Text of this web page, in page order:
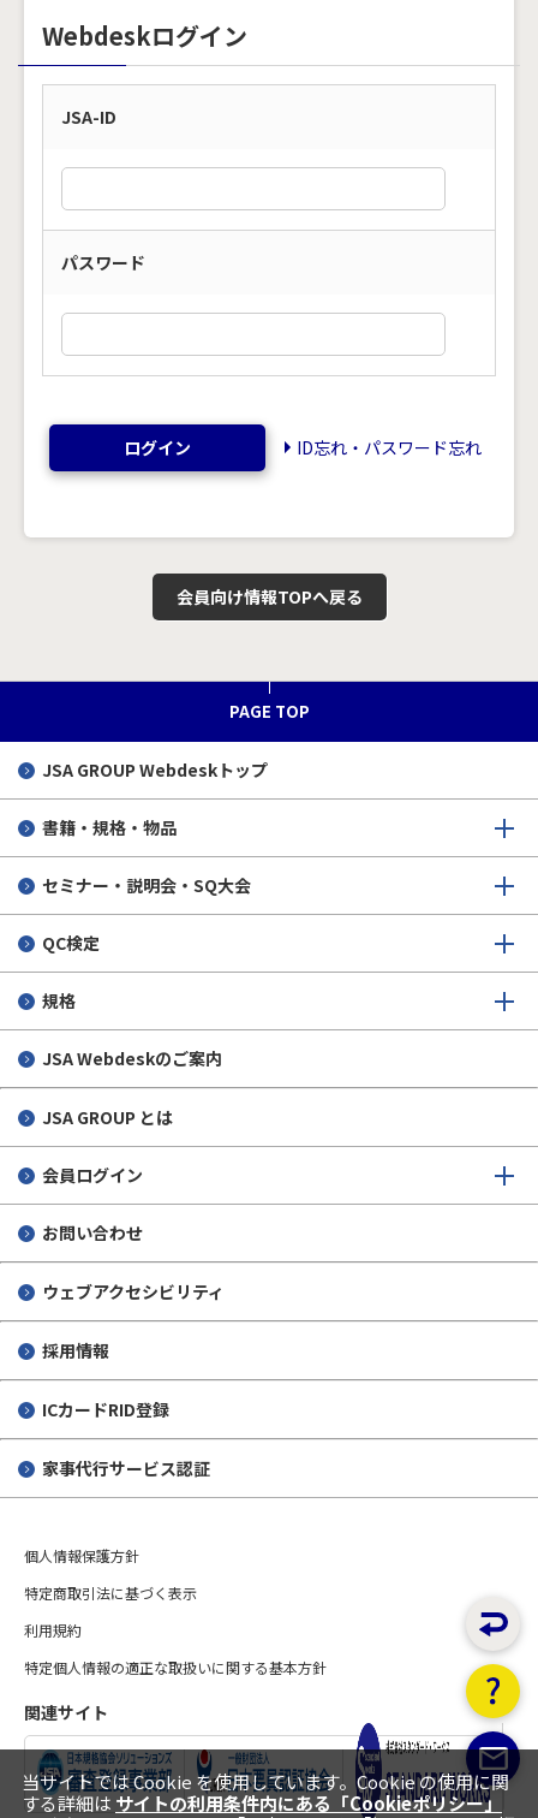
Webdeskログイン
JSA-ID
パスワード
ログイン ID忘れ・パスワード忘れ
会員向け情報TOPへ戻る
PAGE TOP
JSA GROUP Webdeskトップ
書籍・規格・物品
セミナー・説明会・SQ大会
QC検定
規格
JSA Webdeskのご案内
JSA GROUP とは
会員ログイン
お問い合わせ
ウェブアクセシビリティ
採用情報
ICカードRID登録
家事代行サービス認証
個人情報保護方針
特定商取引法に基づく表示
利用規約
特定個人情報の適正な取扱いに関する基本方針
関連サイト
当サイトでは Cookie を使用しています。Cookie の使用に関
する詳細は サイトの利用条件内にある「Cookieポリシー」